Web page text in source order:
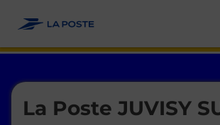
La Poste JUVISY
Le lien s'ouvre dans un nouvel onglet